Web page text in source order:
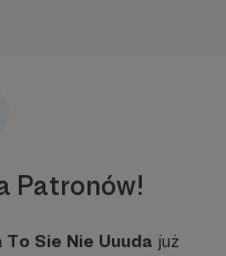
Patronów!
To Sie Nie Uuuda już